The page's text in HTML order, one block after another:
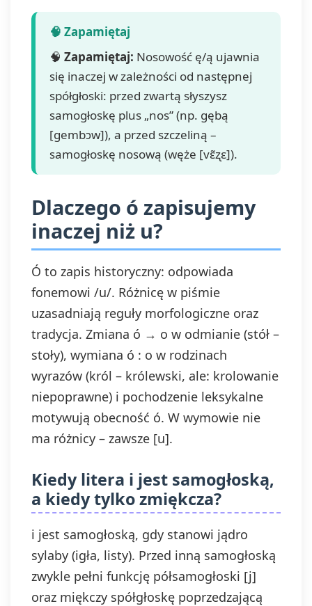
🧠 Zapamiętaj: Nosowość ę/ą ujawnia
się inaczej w zależności od następnej
spółgłoski: przed zwartą słyszysz
samogłoskę plus „nos” (np. gębą
[gembɔw]), a przed szczeliną –
samogłoskę nosową (węże [vɛ̃ʐɛ]).
Dlaczego ó zapisujemy
inaczej niż u?
Ó to zapis historyczny: odpowiada
fonemowi /u/. Różnicę w piśmie
uzasadniają reguły morfologiczne oraz
tradycja. Zmiana ó → o w odmianie (stół –
stoły), wymiana ó : o w rodzinach
wyrazów (król – królewski, ale: krolowanie
niepoprawne) i pochodzenie leksykalne
motywują obecność ó. W wymowie nie
ma różnicy – zawsze [u].
Kiedy litera i jest samogłoską,
a kiedy tylko zmiękcza?
i jest samogłoską, gdy stanowi jądro
sylaby (igła, listy). Przed inną samogłoską
zwykle pełni funkcję półsamogłoski [j]
oraz miękczy spółgłoskę poprzedzającą